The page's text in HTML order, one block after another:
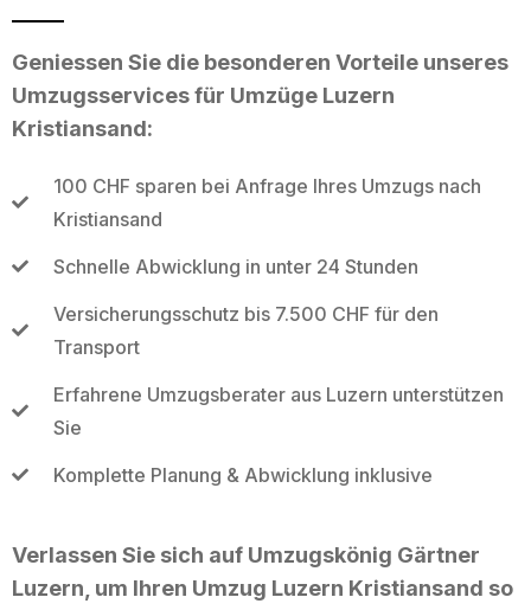
Geniessen Sie die besonderen Vorteile unseres
Umzugsservices für Umzüge Luzern
Kristiansand:
100 CHF sparen bei Anfrage Ihres Umzugs nach
Kristiansand
Schnelle Abwicklung in unter 24 Stunden
Versicherungsschutz bis 7.500 CHF für den
Transport
Erfahrene Umzugsberater aus Luzern unterstützen
Sie
Komplette Planung & Abwicklung inklusive
Verlassen Sie sich auf Umzugskönig Gärtner
Luzern, um Ihren Umzug Luzern Kristiansand so